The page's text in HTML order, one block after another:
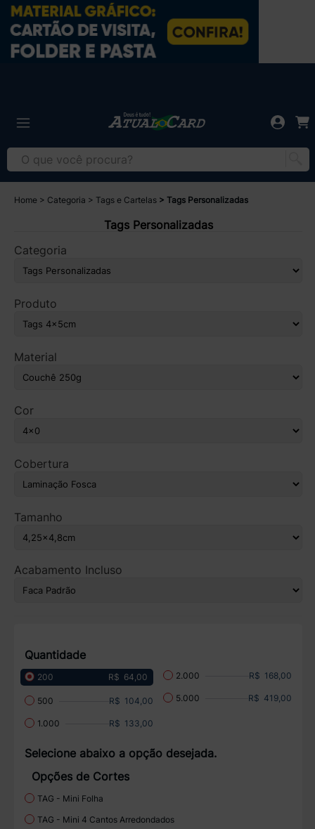
Home Categoria Tags e Cartelas Tags Personalizadas
Tags Personalizadas
Categoria
Produto
Material
Cor
Cobertura
Tamanho
Acabamento Incluso
Quantidade
200 R$ 64,00
500 R$ 104,00
1.000 R$ 133,00
2.000 R$ 168,00
5.000 R$ 419,00
Selecione abaixo a opção desejada.
Opções de Cortes
TAG - Mini Folha
TAG - Mini 4 Cantos Arredondados